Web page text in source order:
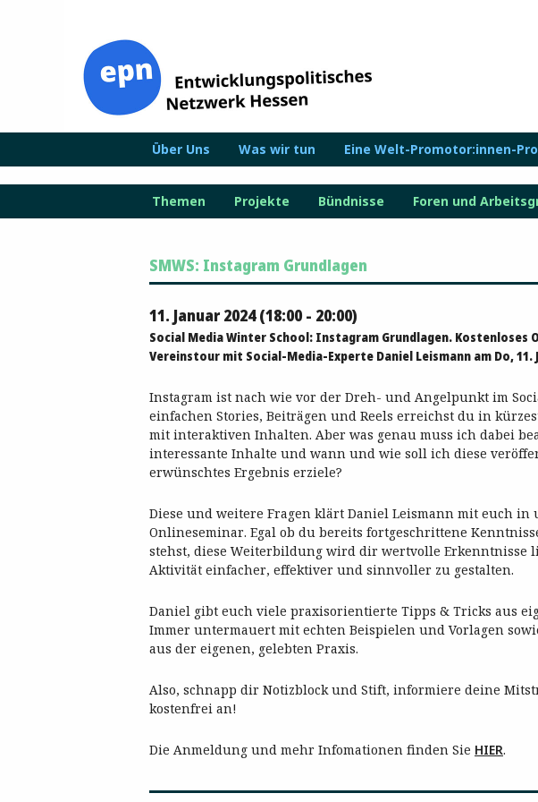
Über Uns Was wir tun Eine Welt-Promotor:innen-
Themen Projekte Bündnisse Foren und
SMWS: Instagram Grundlagen
11. Januar 2024 (18:00 - 20:00)
Social Media Winter School: Instagram Grundlagen. Kostenloses
Vereinstour mit Social-Media-Experte Daniel Leismann am Do, 11.
Instagram ist nach wie vor der Dreh- und Angelpunkt im
einfachen Stories, Beiträgen und Reels erreichst du in
mit interaktiven Inhalten. Aber was genau muss ich dabei
interessante Inhalte und wann und wie soll ich diese
erwünschtes Ergebnis erziele?
Diese und weitere Fragen klärt Daniel Leismann mit euch in
Onlineseminar. Egal ob du bereits fortgeschrittene
stehst, diese Weiterbildung wird dir wertvolle Erkenntnisse
Aktivität einfacher, effektiver und sinnvoller zu gestalten.
Daniel gibt euch viele praxisorientierte Tipps & Tricks aus
Immer untermauert mit echten Beispielen und Vorlagen
aus der eigenen, gelebten Praxis.
Also, schnapp dir Notizblock und Stift, informiere deine
kostenfrei an!
Die Anmeldung und mehr Infomationen finden Sie HIER.